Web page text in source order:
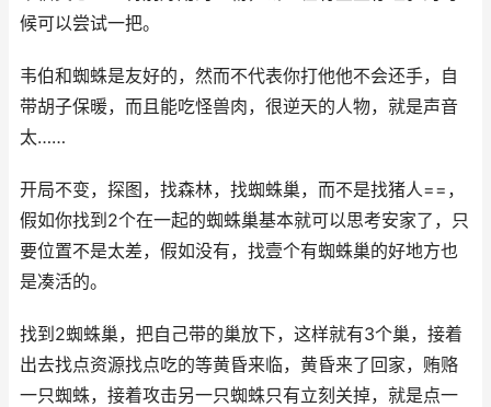
候可以尝试一把。
韦伯和蜘蛛是友好的，然而不代表你打他他不会还手，自
带胡子保暖，而且能吃怪兽肉，很逆天的人物，就是声音
太……
开局不变，探图，找森林，找蜘蛛巢，而不是找猪人==，
假如你找到2个在一起的蜘蛛巢基本就可以思考安家了，只
要位置不是太差，假如没有，找壹个有蜘蛛巢的好地方也
是凑活的。
找到2蜘蛛巢，把自己带的巢放下，这样就有3个巢，接着
出去找点资源找点吃的等黄昏来临，黄昏来了回家，贿赂
一只蜘蛛，接着攻击另一只蜘蛛只有立刻关掉，就是点一